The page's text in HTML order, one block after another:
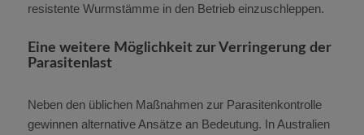
resistente Wurmstämme in den Betrieb einzuschleppen.
Eine weitere Möglichkeit zur Verringerung der
Parasitenlast
Neben den üblichen Maßnahmen zur Parasitenkontrolle
gewinnen alternative Ansätze an Bedeutung. In Australien